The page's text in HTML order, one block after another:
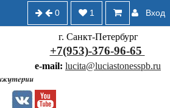
Вход
1
0
г. Санкт-Петербург
+7(953)-376-96-65
e-mail: lucita@luciastonesspb.ru